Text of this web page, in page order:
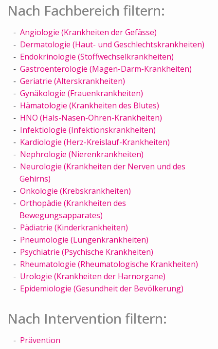
Nach Fachbereich filtern:
Angiologie (Krankheiten der Gefässe)
Dermatologie (Haut- und Geschlechtskrankheiten)
Endokrinologie (Stoffwechselkrankheiten)
Gastroenterologie (Magen-Darm-Krankheiten)
Geriatrie (Alterskrankheiten)
Gynäkologie (Frauenkrankheiten)
Hämatologie (Krankheiten des Blutes)
HNO (Hals-Nasen-Ohren-Krankheiten)
Infektiologie (Infektionskrankheiten)
Kardiologie (Herz-Kreislauf-Krankheiten)
Nephrologie (Nierenkrankheiten)
Neurologie (Krankheiten der Nerven und des
Gehirns)
Onkologie (Krebskrankheiten)
Orthopädie (Krankheiten des
Bewegungsapparates)
Pädiatrie (Kinderkrankheiten)
Pneumologie (Lungenkrankheiten)
Psychiatrie (Psychische Krankheiten)
Rheumatologie (Rheumatologische Krankheiten)
Urologie (Krankheiten der Harnorgane)
Epidemiologie (Gesundheit der Bevölkerung)
Nach Intervention filtern:
Prävention